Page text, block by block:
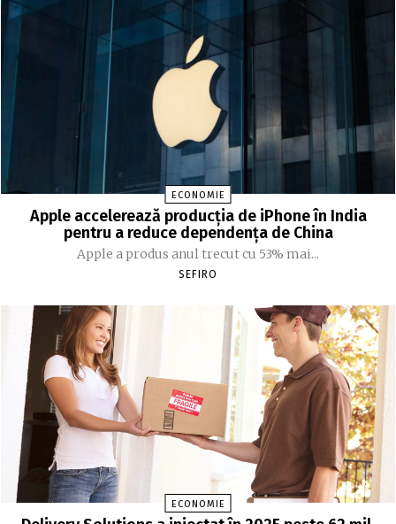
ECONOMIE
Apple accelerează producția de iPhone în India
pentru a reduce dependența de China
Apple a produs anul trecut cu 53% mai...
SEFIRO
ECONOMIE